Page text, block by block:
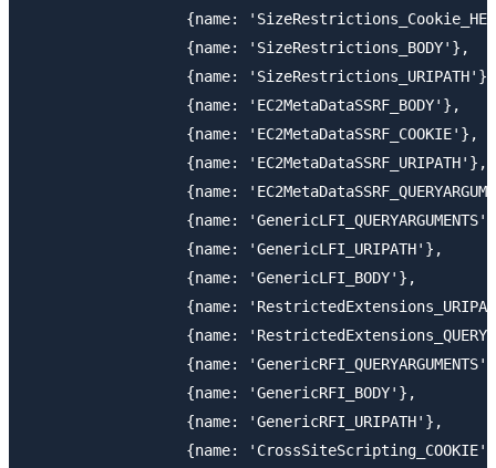
{name:
                  {name: 'SizeRestrictions_BODY'},
                  {name: 'SizeRestrictions_URIPATH'},
                  {name: 'EC2MetaDataSSRF_BODY'},
                  {name: 'EC2MetaDataSSRF_COOKIE'},
                  {name: 'EC2MetaDataSSRF_URIPATH'},
{name:
{name:
                  {name: 'GenericLFI_URIPATH'},
                  {name: 'GenericLFI_BODY'},
{name:
{name:
{name:
                  {name: 'GenericRFI_BODY'},
                  {name: 'GenericRFI_URIPATH'},
{name: